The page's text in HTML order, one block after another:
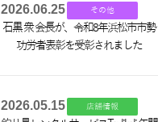
2026.06.25 その他
石黒 衆 会長が、令和8年浜松市市勢
功労者表彰を受彰されました
2026.05.15 店舗情報